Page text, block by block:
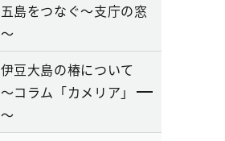
五島をつなぐ～支庁の窓
～
伊豆大島の椿について
～コラム「カメリア」
～